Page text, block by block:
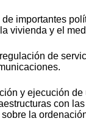
importantes
vivienda y el
de
y ejecución de
con
la